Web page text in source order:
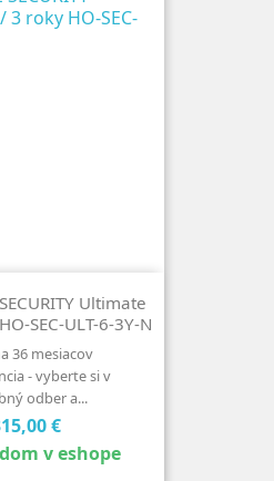
Ultimate
SEC-ULT-6-3Y-N
36 mesiacov
- vyberte si v
odber a...
€
v eshope